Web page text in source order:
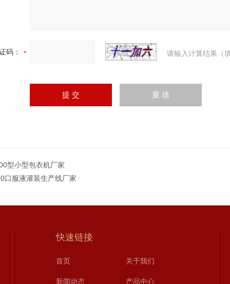
码： 请输入计算结果（
型小型包衣机厂家
口服液灌装生产线厂家
快速链接
首页 关于我们
新闻动态 产品中心